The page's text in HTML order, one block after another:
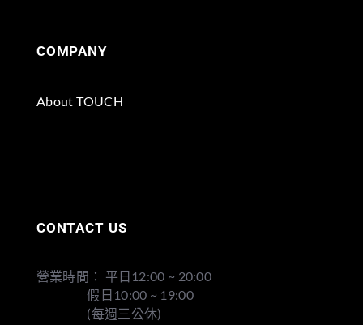
COMPANY
About TOUCH
CONTACT US
營業時間： 平日12:00 ~ 20:00
假日10:00 ~ 19:00
(每週三公休)